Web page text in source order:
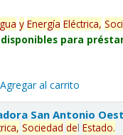
y Energía Eléctrica,
para
Agregar al carrito
San Antonio
Sociedad delEstado.